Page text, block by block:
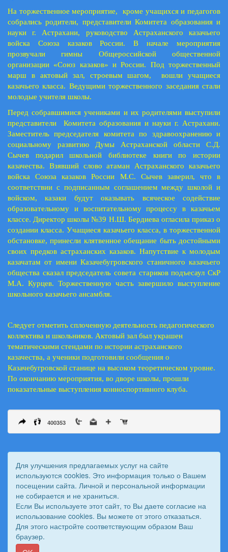
На торжественное мероприятие, кроме учащихся и педагогов
собрались родители, представители Комитета образования и
науки г. Астрахани, руководство Астраханского казачьего
войска Союза казаков России. В начале мероприятия
прозвучали гимны Общероссийской общественной
организации «Союз казаков» и России. Под торжественный
марш в актовый зал, строевым шагом, вошли учащиеся
казачьего класса. Ведущими торжественного заседания стали
молодые учителя школы.
Перед собравшимися учениками и их родителями выступили
представители Комитета образования и науки г. Астрахани.
Заместитель председателя комитета по здравоохранению и
социальному развитию Думы Астраханской области С.Д.
Сычев подарил школьной библиотеке книги по истории
казачества. Взявший слово атаман Астраханского казачьего
войска Союза казаков России М.С. Сычев заверил, что в
соответствии с подписанным соглашением между школой и
войском, казаки будут оказывать всяческое содействие
образовательному и воспитательному процессу в казачьем
классе. Директор школы №39 Н.Ш. Бердиева огласила приказ о
создании класса. Учащиеся казачьего класса, в торжественной
обстановке, принесли клятвенное обещание быть достойными
своих предков астраханских казаков. Напутствие к молодым
казачатам от имени Казачебугровского станичного казачьего
общества сказал председатель совета стариков подъесаул СкР
М.А. Курцев. Торжественную часть завершило выступление
школьного казачьего ансамбля.
Следует отметить сплоченную деятельность педагогического
коллектива и школьников. Актовый зал был украшен
тематическими стендами по истории астраханского
казачества, а ученики подготовили сообщения о
Казачебугровской станице на высоком теоретическом уровне.
По окончанию мероприятия, во дворе школы, прошли
показательные выступления конноспортивного клуба.
400353
© 2011 - 2026 Вестник Астраханского казачьего войска. Все
права защищены.
Сайт создан при поддержке «
Для улучшения предлагаемых услуг на сайте
используются cookies. Это информация только о Вашем
посещении сайта. Личной и персональной информации
не собирается и не храниться.
Если Вы используете этот сайт, то Вы даете согласие на
использование cookies. Вы можете от этого отказаться.
Для этого настройте соответствующим образом Ваш
браузер.